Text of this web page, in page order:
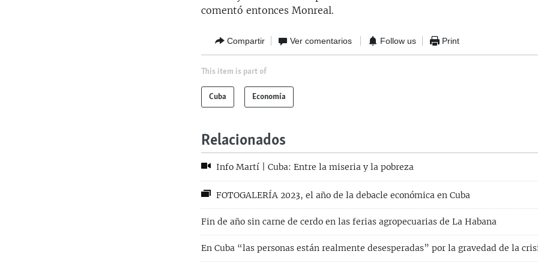
comentó entonces Monreal.
Compartir Ver comentarios Follow us Print
This item is part of
Cuba Economía
Relacionados
Info Martí | Cuba: Entre la miseria y la pobreza
FOTOGALERÍA 2023, el año de la debacle económica en Cuba
Fin de año sin carne de cerdo en las ferias agropecuarias de La Habana
En Cuba “las personas están realmente desesperadas” por la gravedad de la